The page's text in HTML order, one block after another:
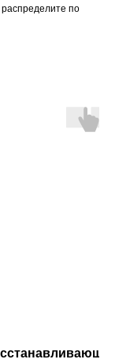
распределите по